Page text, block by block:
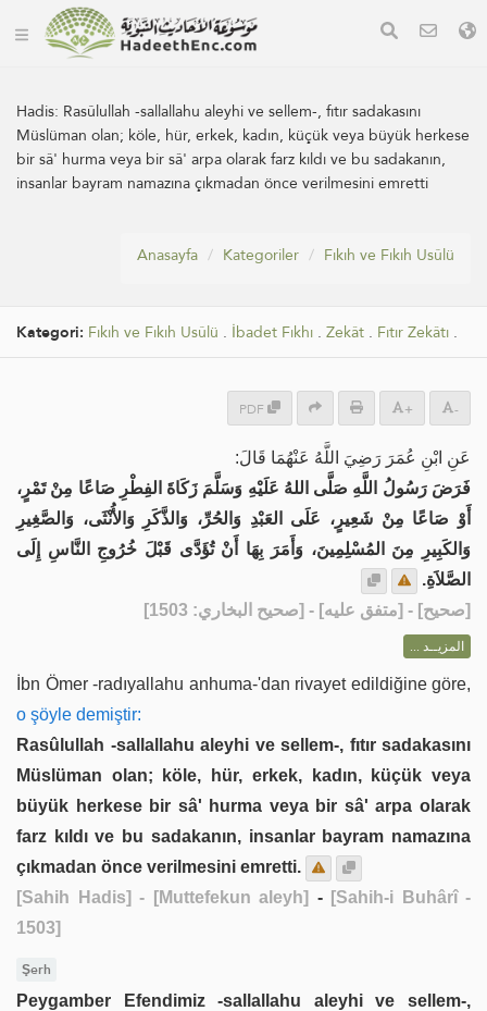
Hadis: Rasûlullah -sallallahu aleyhi ve sellem-, fıtır sadakasını
Müslüman olan; köle, hür, erkek, kadın, küçük veya büyük herkese
bir sâ' hurma veya bir sâ' arpa olarak farz kıldı ve bu sadakanın,
insanlar bayram namazına çıkmadan önce verilmesini emretti
Anasayfa Kategoriler Fıkıh ve Fıkıh Usûlü
Kategori: Fıkıh ve Fıkıh Usûlü . İbadet Fıkhı . Zekât . Fıtır Zekâtı .
PDF + -
عَنِ ابْنِ عُمَرَ رَضِيَ اللَّهُ عَنْهُمَا قَالَ:
فَرَضَ رَسُولُ اللَّهِ صَلَّى اللهُ عَلَيْهِ وَسَلَّمَ زَكَاةَ الفِطْرِ صَاعًا مِنْ تَمْرٍ،
أَوْ صَاعًا مِنْ شَعِيرٍ، عَلَى العَبْدِ وَالحُرِّ، وَالذَّكَرِ وَالأُنْثَى، وَالصَّغِيرِ
وَالكَبِيرِ مِنَ المُسْلِمِينَ، وَأَمَرَ بِهَا أَنْ تُؤَدَّى قَبْلَ خُرُوجِ النَّاسِ إِلَى
الصَّلاَةِ.
[صحيح] - [متفق عليه] - [صحيح البخاري: 1503]
المزيــد ...
İbn Ömer -radıyallahu anhuma-'dan rivayet edildiğine göre,
o şöyle demiştir:
Rasûlullah -sallallahu aleyhi ve sellem-, fıtır sadakasını
Müslüman olan; köle, hür, erkek, kadın, küçük veya
büyük herkese bir sâ' hurma veya bir sâ' arpa olarak
farz kıldı ve bu sadakanın, insanlar bayram namazına
çıkmadan önce verilmesini emretti.
[Sahih Hadis] - [Muttefekun aleyh] - [Sahih-i Buhârî -
1503]
Şerh
Peygamber Efendimiz -sallallahu aleyhi ve sellem-,